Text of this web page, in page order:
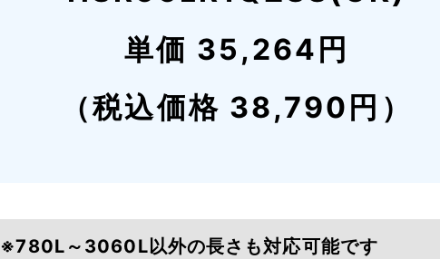
単価 35,264円
（税込価格 38,790円）
※780L～3060L以外の長さも対応可能です